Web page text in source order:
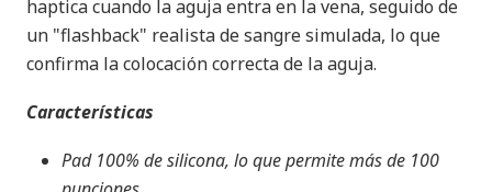
haptica cuando la aguja entra en la vena, seguido de
un "flashback" realista de sangre simulada, lo que
confirma la colocación correcta de la aguja.
Características
Pad 100% de silicona, lo que permite más de 100